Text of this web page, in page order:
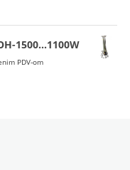
1500...1100W
PDV-om